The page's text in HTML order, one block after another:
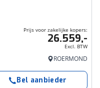
Prijs voor zakelijke kopers:
26.559,-
Excl. BTW
ROERMOND
Bel aanbieder